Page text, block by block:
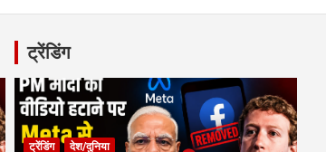
ट्रेंडिंग
ट्रेंडिंग देश/दुनिया